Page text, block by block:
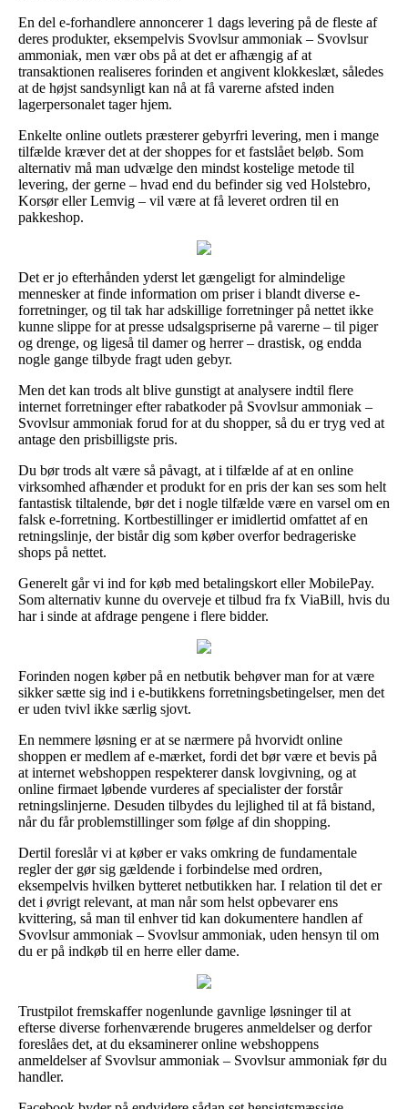
En del e-forhandlere annoncerer 1 dags levering på de fleste af
deres produkter, eksempelvis Svovlsur ammoniak – Svovlsur
ammoniak, men vær obs på at det er afhængig af at
transaktionen realiseres forinden et angivent klokkeslæt, således
at de højst sandsynligt kan nå at få varerne afsted inden
lagerpersonalet tager hjem.
Enkelte online outlets præsterer gebyrfri levering, men i mange
tilfælde kræver det at der shoppes for et fastslået beløb. Som
alternativ må man udvælge den mindst kostelige metode til
levering, der gerne – hvad end du befinder sig ved Holstebro,
Korsør eller Lemvig – vil være at få leveret ordren til en
pakkeshop.
Det er jo efterhånden yderst let gængeligt for almindelige
mennesker at finde information om priser i blandt diverse e-
forretninger, og til tak har adskillige forretninger på nettet ikke
kunne slippe for at presse udsalgspriserne på varerne – til piger
og drenge, og ligeså til damer og herrer – drastisk, og endda
nogle gange tilbyde fragt uden gebyr.
Men det kan trods alt blive gunstigt at analysere indtil flere
internet forretninger efter rabatkoder på Svovlsur ammoniak –
Svovlsur ammoniak forud for at du shopper, så du er tryg ved at
antage den prisbilligste pris.
Du bør trods alt være så påvagt, at i tilfælde af at en online
virksomhed afhænder et produkt for en pris der kan ses som helt
fantastisk tiltalende, bør det i nogle tilfælde være en varsel om en
falsk e-forretning. Kortbestillinger er imidlertid omfattet af en
retningslinje, der bistår dig som køber overfor bedrageriske
shops på nettet.
Generelt går vi ind for køb med betalingskort eller MobilePay.
Som alternativ kunne du overveje et tilbud fra fx ViaBill, hvis du
har i sinde at afdrage pengene i flere bidder.
Forinden nogen køber på en netbutik behøver man for at være
sikker sætte sig ind i e-butikkens forretningsbetingelser, men det
er uden tvivl ikke særlig sjovt.
En nemmere løsning er at se nærmere på hvorvidt online
shoppen er medlem af e-mærket, fordi det bør være et bevis på
at internet webshoppen respekterer dansk lovgivning, og at
online firmaet løbende vurderes af specialister der forstår
retningslinjerne. Desuden tilbydes du lejlighed til at få bistand,
når du får problemstillinger som følge af din shopping.
Dertil foreslår vi at køber er vaks omkring de fundamentale
regler der gør sig gældende i forbindelse med ordren,
eksempelvis hvilken bytteret netbutikken har. I relation til det er
det i øvrigt relevant, at man når som helst opbevarer ens
kvittering, så man til enhver tid kan dokumentere handlen af
Svovlsur ammoniak – Svovlsur ammoniak, uden hensyn til om
du er på indkøb til en herre eller dame.
Trustpilot fremskaffer nogenlunde gavnlige løsninger til at
efterse diverse forhenværende brugeres anmeldelser og derfor
foreslåes det, at du eksaminerer online webshoppens
anmeldelser af Svovlsur ammoniak – Svovlsur ammoniak før du
handler.